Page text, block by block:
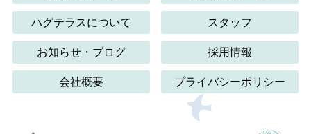
ハグテラスについて スタッフ
お知らせ・ブログ 採用情報
会社概要 プライバシーポリシー